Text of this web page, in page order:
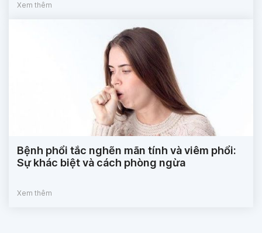
Xem thêm
Bệnh phổi tắc nghẽn mãn tính và viêm phổi:
Sự khác biệt và cách phòng ngừa
Xem thêm